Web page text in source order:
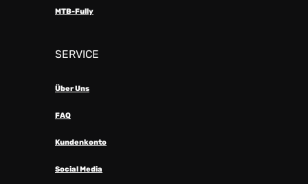
MTB-Fully
SERVICE
Über Uns
FAQ
Kundenkonto
Social Media